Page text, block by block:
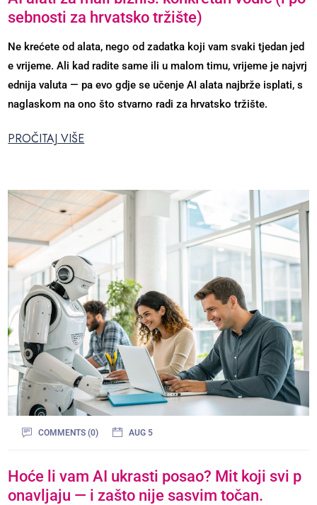
sebnosti za hrvatsko tržište)
Ne krećete od alata, nego od zadatka koji vam svaki tjedan jed
e vrijeme. Ali kad radite same ili u malom timu, vrijeme je najvrj
ednija valuta — pa evo gdje se učenje AI alata najbrže isplati, s
naglaskom na ono što stvarno radi za hrvatsko tržište.
PROČITAJ VIŠE
COMMENTS (0) AUG 5
Hoće li vam AI ukrasti posao? Mit koji svi p
onavljaju — i zašto nije sasvim točan.